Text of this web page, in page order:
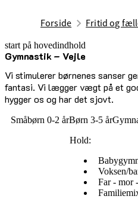
Forside Fritid og
start på hovedindhold
Gymnastik – Vejle
Vi stimulerer børnenes sanser
fantasi. Vi lægger vægt på et
hygger os og har det sjovt.
senest opdateret 17. februar 2026
Småbørn 0-2 årBørn 3-5 år
Hold:
Voksen/
Far - mor